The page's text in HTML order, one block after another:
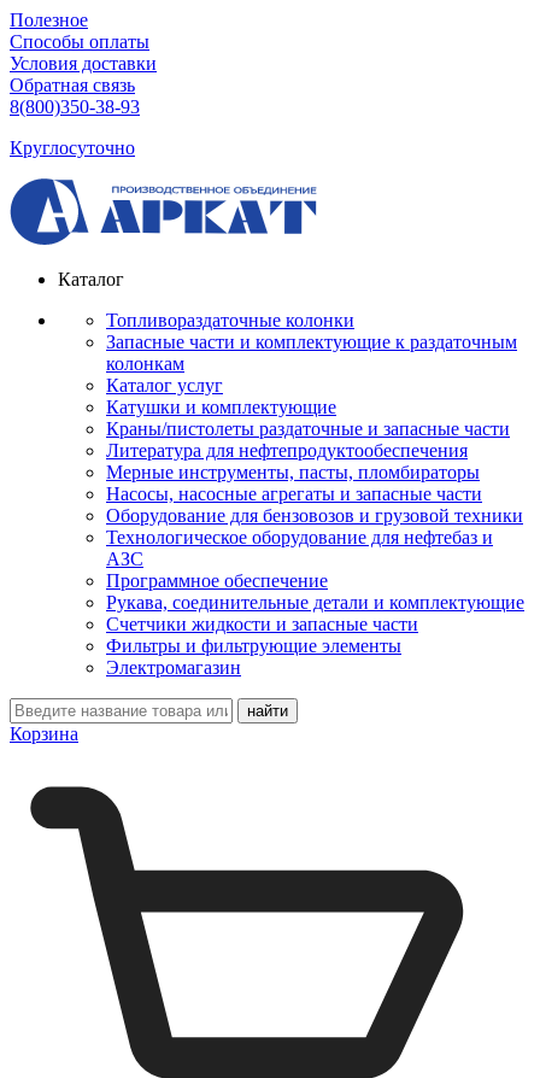
Полезное
Способы оплаты
Условия доставки
Обратная связь
8(800)350-38-93
Круглосуточно
Каталог
Топливораздаточные колонки
Запасные части и комплектующие к раздаточным
колонкам
Каталог услуг
Катушки и комплектующие
Краны/пистолеты раздаточные и запасные части
Литература для нефтепродуктообеспечения
Мерные инструменты, пасты, пломбираторы
Насосы, насосные агрегаты и запасные части
Оборудование для бензовозов и грузовой техники
Технологическое оборудование для нефтебаз и
АЗС
Программное обеспечение
Рукава, соединительные детали и комплектующие
Счетчики жидкости и запасные части
Фильтры и фильтрующие элементы
Электромагазин
Корзина